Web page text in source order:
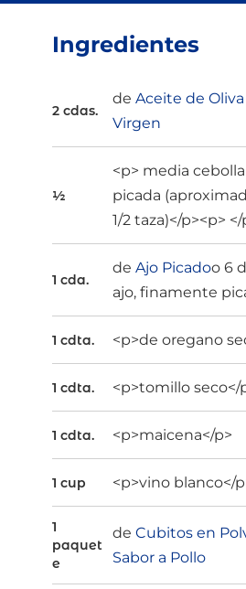
Ingredientes
2 cdas.
de Aceite de
Virgen
½
<p> media
picada
1/2 taza)</p><p> </
1 cda.
de Ajo Picadoo 6
ajo, finamente
1 cdta. <p>de oregano
1 cdta. <p>tomillo seco</
1 cdta. <p>maicena</p>
1 cup <p>vino blanco</
1
paquet
e
de Cubitos en
Sabor a Pollo